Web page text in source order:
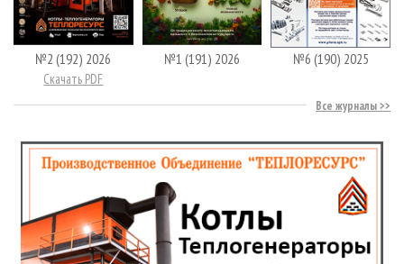
№2 (192) 2026
Скачать PDF
№1 (191) 2026 №6 (190) 2025
Все журналы